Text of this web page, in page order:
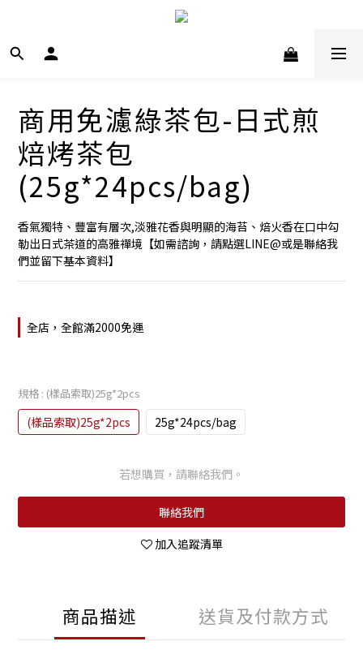
商用免濾綠茶包-日式煎
焙烤茶包
(25g*24pcs/bag)
香氣獨特、豐富有層次,淡雅花香與明顯的海苔、焙火香在口中勾
勒出日式茶道的高雅禪境【如需諮詢，請點選LINE@或是聯絡我
們並留下基本資料】
全店，全館滿2000免運
規格 : (樣品索取)25g*2pcs
(樣品索取)25g*2pcs 25g*24pcs/bag
若想購買，請聯絡我們。
聯絡我們
加入追蹤清單
商品描述 送貨及付款方式